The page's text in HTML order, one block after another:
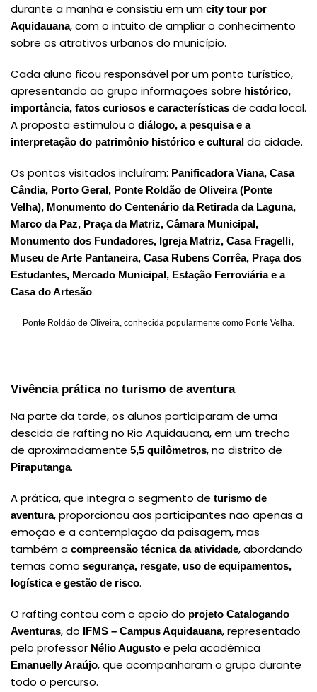
durante a manhã e consistiu em um city tour por
Aquidauana, com o intuito de ampliar o conhecimento
sobre os atrativos urbanos do município.
Cada aluno ficou responsável por um ponto turístico,
apresentando ao grupo informações sobre histórico,
importância, fatos curiosos e características de cada local.
A proposta estimulou o diálogo, a pesquisa e a
interpretação do patrimônio histórico e cultural da cidade.
Os pontos visitados incluíram: Panificadora Viana, Casa
Cândia, Porto Geral, Ponte Roldão de Oliveira (Ponte
Velha), Monumento do Centenário da Retirada da Laguna,
Marco da Paz, Praça da Matriz, Câmara Municipal,
Monumento dos Fundadores, Igreja Matriz, Casa Fragelli,
Museu de Arte Pantaneira, Casa Rubens Corrêa, Praça dos
Estudantes, Mercado Municipal, Estação Ferroviária e a
Casa do Artesão.
Ponte Roldão de Oliveira, conhecida popularmente como Ponte Velha.
Vivência prática no turismo de aventura
Na parte da tarde, os alunos participaram de uma
descida de rafting no Rio Aquidauana, em um trecho
de aproximadamente 5,5 quilômetros, no distrito de
Piraputanga.
A prática, que integra o segmento de turismo de
aventura, proporcionou aos participantes não apenas a
emoção e a contemplação da paisagem, mas
também a compreensão técnica da atividade, abordando
temas como segurança, resgate, uso de equipamentos,
logística e gestão de risco.
O rafting contou com o apoio do projeto Catalogando
Aventuras, do IFMS – Campus Aquidauana, representado
pelo professor Nélio Augusto e pela acadêmica
Emanuelly Araújo, que acompanharam o grupo durante
todo o percurso.